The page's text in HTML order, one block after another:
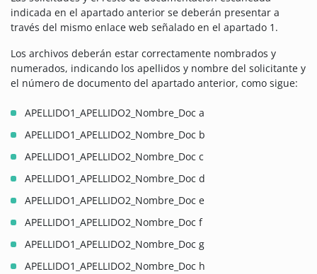
indicada en el apartado anterior se deberán presentar a
través del mismo enlace web señalado en el apartado 1.
Los archivos deberán estar correctamente nombrados y
numerados, indicando los apellidos y nombre del solicitante y
el número de documento del apartado anterior, como sigue:
APELLIDO1_APELLIDO2_Nombre_Doc a
APELLIDO1_APELLIDO2_Nombre_Doc b
APELLIDO1_APELLIDO2_Nombre_Doc c
APELLIDO1_APELLIDO2_Nombre_Doc d
APELLIDO1_APELLIDO2_Nombre_Doc e
APELLIDO1_APELLIDO2_Nombre_Doc f
APELLIDO1_APELLIDO2_Nombre_Doc g
APELLIDO1_APELLIDO2_Nombre_Doc h